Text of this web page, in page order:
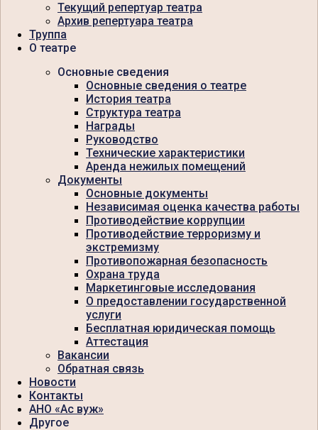
Текущий репертуар театра
Архив репертуара театра
Труппа
О театре
Основные сведения
Основные сведения о театре
История театра
Структура театра
Награды
Руководство
Технические характеристики
Аренда нежилых помещений
Документы
Основные документы
Независимая оценка качества работы
Противодействие коррупции
Противодействие терроризму и
экстремизму
Противопожарная безопасность
Охрана труда
Маркетинговые исследования
О предоставлении государственной
услуги
Бесплатная юридическая помощь
Аттестация
Вакансии
Обратная связь
Новости
Контакты
АНО «Ас вуж»
Другое